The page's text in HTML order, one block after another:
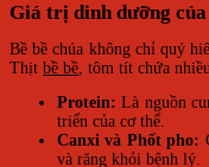
Giá trị dinh dưỡng của
Bề bề chúa không chỉ quý
Thịt bề bề, tôm tít chứa
Protein: Là nguồn
triển của cơ thể.
Canxi và Phốt pho:
và răng khỏi bệnh lý.